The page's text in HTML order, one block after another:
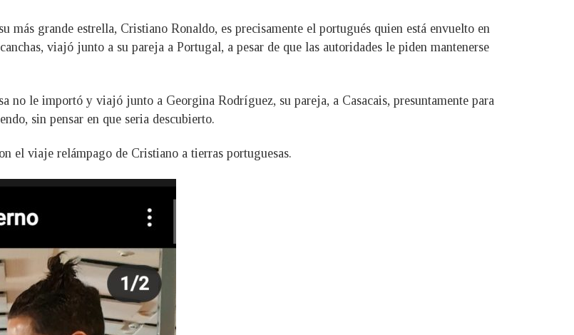
más grande estrella, Cristiano Ronaldo, es precisamente el portugués quien está envuelto en
viajó junto a su pareja a Portugal, a pesar de que las autoridades le piden mantenerse
no le importó y viajó junto a Georgina Rodríguez, su pareja, a Casacais, presuntamente para
sin pensar en que seria descubierto.
el viaje relámpago de Cristiano a tierras portuguesas.